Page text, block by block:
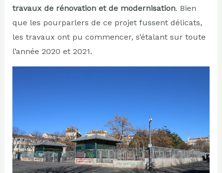
travaux de rénovation et de modernisation. Bien
que les pourparlers de ce projet fussent délicats,
les travaux ont pu commencer, s’étalant sur toute
l’année 2020 et 2021.